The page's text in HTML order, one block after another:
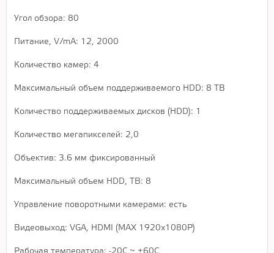
Угол обзора: 80
Питание, V/mA: 12, 2000
Количество камер: 4
Максимальный объем поддерживаемого HDD: 8 TB
Количество поддерживаемых дисков (HDD): 1
Количество мегапикселей: 2,0
Объектив: 3.6 мм фиксированный
Максимальный объем HDD, TB: 8
Управление поворотными камерами: есть
Видеовыход: VGA, HDMI (MAX 1920х1080P)
Рабочая температура: -20С ~ +60С